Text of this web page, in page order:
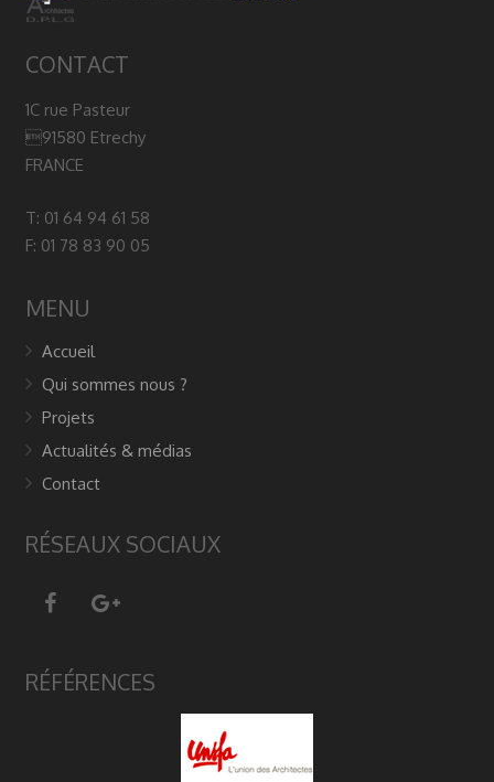
CONTACT
1C rue Pasteur
91580 Etrechy
FRANCE
T: 01 64 94 61 58
F: 01 78 83 90 05
MENU
Accueil
Qui sommes nous ?
Projets
Actualités & médias
Contact
RÉSEAUX SOCIAUX
RÉFÉRENCES